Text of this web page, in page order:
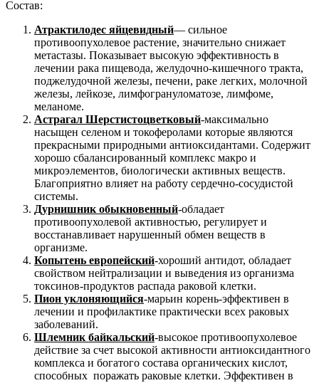
Состав:
Атрактилодес яйцевидный— сильное
противоопухолевое растение, значительно снижает
метастазы. Показывает высокую эффективность в
лечении рака пищевода, желудочно-кишечного тракта,
поджелудочной железы, печени, раке легких, молочной
железы, лейкозе, лимфогрануломатозе, лимфоме,
меланоме.
Астрагал Шерстистоцветковый-максимально
насыщен селеном и токоферолами которые являются
прекрасными природными антиоксидантами. Содержит
хорошо сбалансированный комплекс макро и
микроэлементов, биологически активных веществ.
Благоприятно влияет на работу сердечно-сосудистой
системы.
Дурнишник обыкновенный-обладает
противоопухолевой активностью, регулирует и
восстанавливает нарушенный обмен веществ в
организме.
Копытень европейский-хороший антидот, обладает
свойством нейтрализации и выведения из организма
токсинов-продуктов распада раковой клетки.
Пион уклоняющийся-марьин корень-эффективен в
лечении и профилактике практически всех раковых
заболеваний.
Шлемник байкальский-высокое противоопухолевое
действие за счет высокой активности антиоксидантного
комплекса и богатого состава органических кислот,
способных поражать раковые клетки. Эффективен в